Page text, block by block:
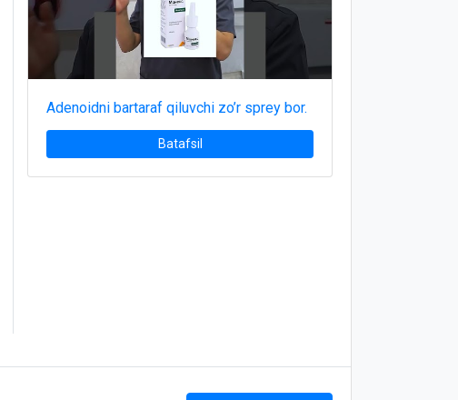
Adenoidni bartaraf qiluvchi zo’r sprey bor.
Batafsil